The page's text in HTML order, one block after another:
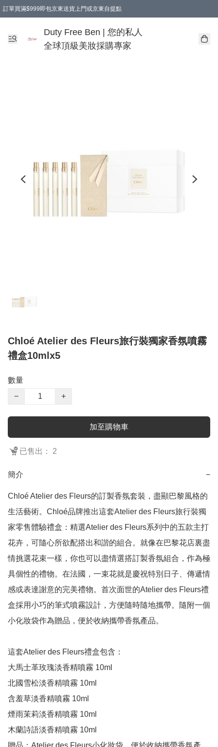
訂單買滿$999即包京東送貨上門或京東自提點
Duty Free Ben | 您的私人
全球頂級美妝採購專家
Chloé Atelier des Fleurs旅行裝獨家香氛噴霧
禮盒10mlx5
數量
−
+
加至購物車
已售出： 2
簡介 −
Chloé Atelier des Fleurs的訂製香氛套裝，盡顯巴黎風格的
生活藝術。Chloé品牌推出這套Atelier des Fleurs旅行裝獨
家零售體驗禮盒：精選Atelier des Fleurs系列中的五款主打
花卉，可隨心所欲配搭出和諧的組合。就像在巴黎花店裏盡
情挑選花束一樣，你也可以盡情選搭訂製香氛組合，作為極
具個性的禮物。在法國，一束花就是慶祝特別日子、傳遞情
感或表達謝意的完美禮物。首次面世的Atelier des Fleurs禮
盒採用小巧的筆式噴霧設計，方便隨時隨地攜帶。隨附一個
小化妝袋作為贈品，便於收納攜帶香氛產品。
這套Atelier des Fleurs禮盒包含：
大馬士革玫瑰淡香精噴霧 10ml
北國雪松淡香精噴霧 10ml
含羞草淡香精噴霧 10ml
煙雨茉莉淡香精噴霧 10ml
木蘭詩語淡香精噴霧 10ml